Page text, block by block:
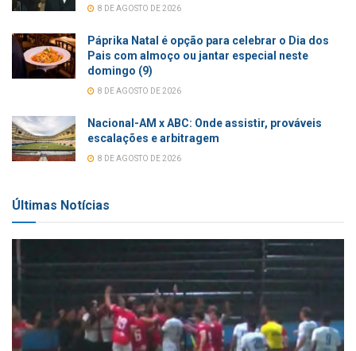
8 DE AGOSTO DE 2026
Páprika Natal é opção para celebrar o Dia dos
Pais com almoço ou jantar especial neste
domingo (9)
8 DE AGOSTO DE 2026
Nacional-AM x ABC: Onde assistir, prováveis
escalações e arbitragem
8 DE AGOSTO DE 2026
Últimas Notícias